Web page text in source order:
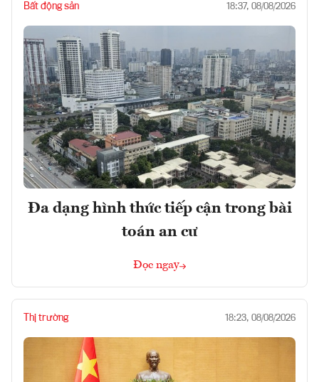
Bất động sản 18:37, 08/08/2026
Đa dạng hình thức tiếp cận trong bài
toán an cư
Đọc ngay
Thị trường 18:23, 08/08/2026